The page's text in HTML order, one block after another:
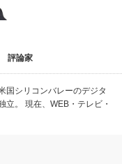
評論家
国シリコンバレーのデジタ
立。 現在、WEB・テレビ・